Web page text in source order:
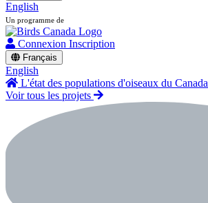
English
Un programme de
Connexion Inscription
Français
English
L'état des populations d'oiseaux du Canada
Voir tous les projets